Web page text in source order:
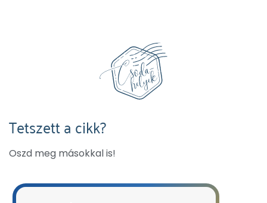
Tetszett a cikk?
Oszd meg másokkal is!